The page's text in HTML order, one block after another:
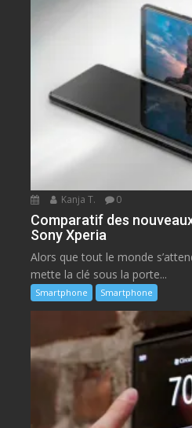
Kanja T. 0
Comparatif des
Sony Xperia
Alors que tout le monde
mette la clé sous la porte...
Smartphone Smartphone